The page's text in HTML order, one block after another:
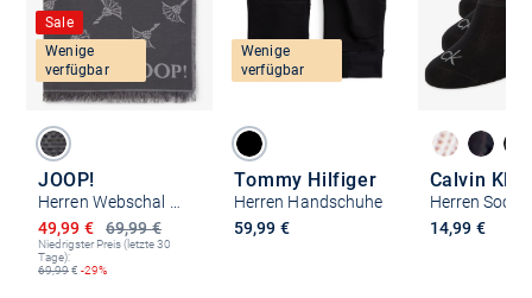
Sale
Wenige
verfügbar
JOOP!
69,99 €
Ermäßigter Preis
49,99 €
Niedrigster Preis (letzte 30
Tage):
69,99€ -29%
Wenige
verfügbar
Tommy Hilfiger
Herren Handschuhe
59,99 €
Calvin
14,99 €